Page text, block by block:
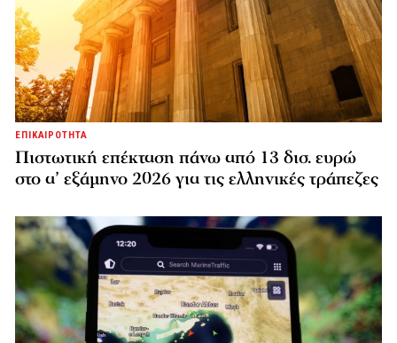
ΕΠΙΚΑΙΡΟΤΗΤΑ
Πιστωτική επέκταση πάνω από 13 δισ. ευρώ
στο α’ εξάμηνο 2026 για τις ελληνικές τράπεζες